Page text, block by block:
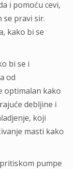
i pomoću cevi,
se pravi sir.
kako bi se
bi se i
od
optimalan kako
debljine i
koji
masti kako
pumpe